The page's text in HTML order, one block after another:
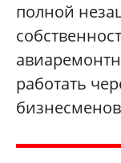
полной
работать